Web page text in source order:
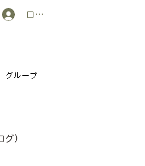
ログイン
グループ
グ）